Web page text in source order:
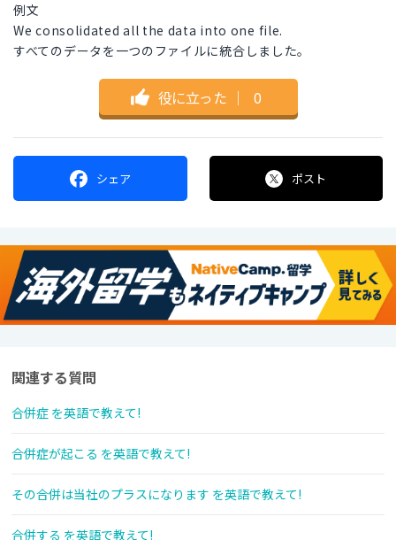
例文
We consolidated all the data into one file.
すべてのデータを一つのファイルに統合しました。
役に立った ｜ 0
シェア ポスト
関連する質問
合併症 を英語で教えて!
合併症が起こる を英語で教えて!
その合併は当社のプラスになります を英語で教えて!
合併する を英語で教えて!